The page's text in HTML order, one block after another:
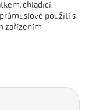
chladicí
použití s
zařízením